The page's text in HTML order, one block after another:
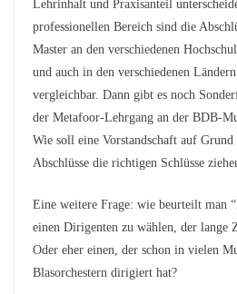
Lehrinhalt und Praxisanteil
professionellen Bereich sind die
Master an den verschiedenen
und auch in den verschiedenen
vergleichbar. Dann gibt es noch
der Metafoor-Lehrgang an der BDB-
Wie soll eine Vorstandschaft auf Grund
Abschlüsse die richtigen Schlüsse
Eine weitere Frage: wie beurteilt man
einen Dirigenten zu wählen, der lange
Oder eher einen, der schon in vielen
Blasorchestern dirigiert hat?